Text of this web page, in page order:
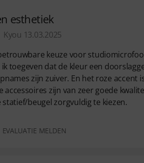
esthetiek
Kyou 13.03.2025
keuze voor
toegeven dat de kleur een
zijn zuiver. En het roze
accessoires zijn van zeer goede
statief/beugel zorgvuldig te kiezen.
EVALUATIE MELDEN